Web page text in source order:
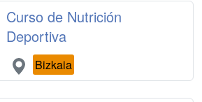
Curso de Nutrición
Deportiva
Bizkaia